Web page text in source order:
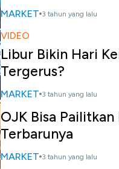
MARKET 3 tahun yang lalu
VIDEO
Libur Bikin Hari
Tergerus?
MARKET 3 tahun yang lalu
OJK Bisa
Terbarunya
MARKET 3 tahun yang lalu